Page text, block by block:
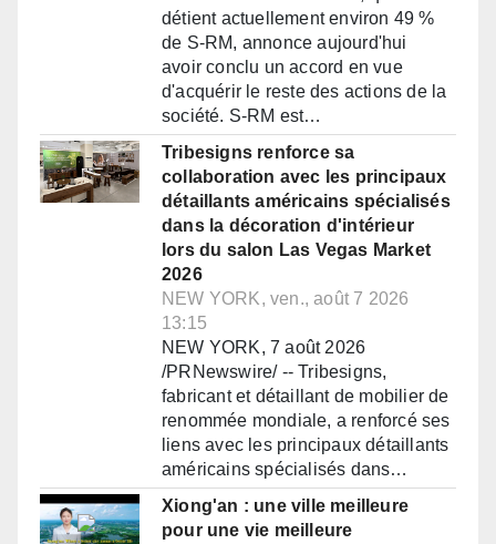
détient actuellement environ 49 %
de S-RM, annonce aujourd'hui
avoir conclu un accord en vue
d'acquérir le reste des actions de la
société. S-RM est…
Tribesigns renforce sa
collaboration avec les principaux
détaillants américains spécialisés
dans la décoration d'intérieur
lors du salon Las Vegas Market
2026
NEW YORK, ven., août 7 2026
13:15
NEW YORK, 7 août 2026
/PRNewswire/ -- Tribesigns,
fabricant et détaillant de mobilier de
renommée mondiale, a renforcé ses
liens avec les principaux détaillants
américains spécialisés dans…
Xiong'an : une ville meilleure
pour une vie meilleure